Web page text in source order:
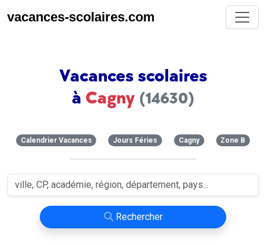
vacances-scolaires.com
Vacances scolaires
à Cagny (14630)
Calendrier Vacances Jours Féries Cagny Zone B
Rechercher